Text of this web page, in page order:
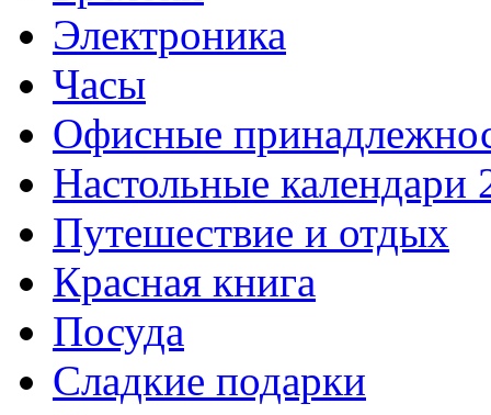
Электроника
Часы
Офисные
Настольные календари
Путешествие и отдых
Красная книга
Посуда
Сладкие подарки